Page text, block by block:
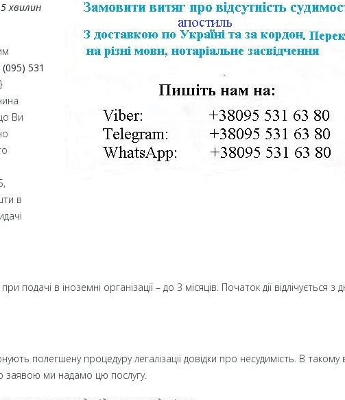
хвилин
(095) 531
Ви
в
подачі в іноземні організації – до 3 місяців. Початок дії відлічується з
полегшену процедуру легалізації довідки про несудимість. В такому
заявою ми надамо цю послугу.